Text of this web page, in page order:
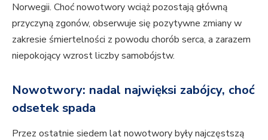
Norwegii. Choć nowotwory wciąż pozostają główną
przyczyną zgonów, obserwuje się pozytywne zmiany w
zakresie śmiertelności z powodu chorób serca, a zarazem
niepokojący wzrost liczby samobójstw.
Nowotwory: nadal najwięksi zabójcy, choć
odsetek spada
Przez ostatnie siedem lat nowotwory były najczęstszą